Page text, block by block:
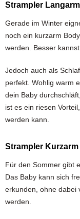
Strampler Langarm
Gerade im Winter
noch ein kurzarm
werden. Besser
Jedoch auch als
perfekt. Wohlig warm
dein Baby
ist es ein riesen
werden kann.
Strampler Kurzarm
Für den Sommer gibt
Das Baby kann sich
erkunden, ohne dabei
werden.